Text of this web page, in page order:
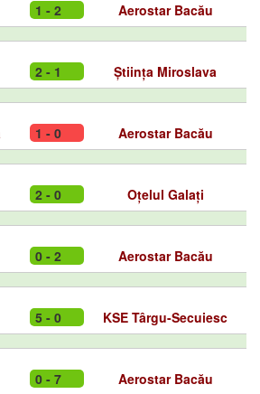
1 - 2 Aerostar Bacău
2 - 1 Știința Miroslava
1 - 0 Aerostar Bacău
2 - 0 Oțelul Galați
0 - 2 Aerostar Bacău
5 - 0 KSE Târgu-Secuiesc
0 - 7 Aerostar Bacău